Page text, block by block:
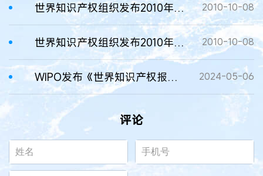
世界知识产权组织发布2010年世界知识产权指标报告 2010-10-08
世界知识产权组织发布2010年世界知识产权指标报告 2010-10-08
WIPO发布《世界知识产权报告2024》 2024-05-06
评论